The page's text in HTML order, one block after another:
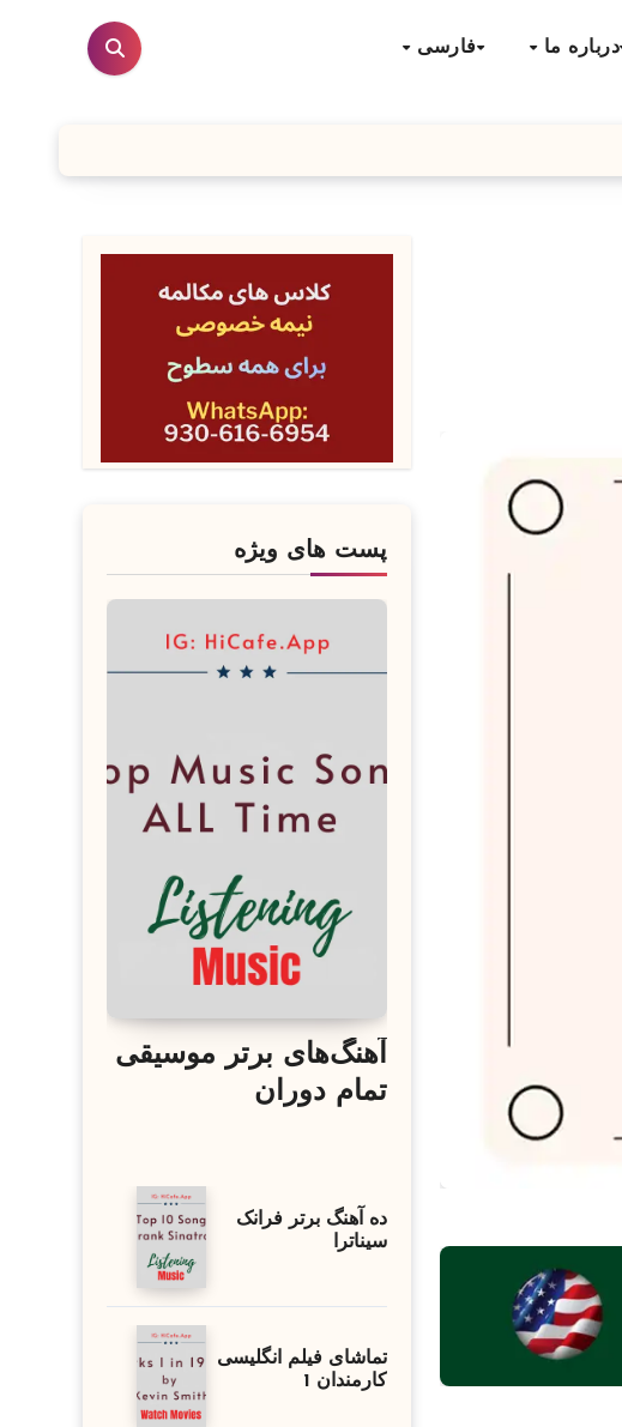
درباره ما فارسی
پست های ویژه
آهنگ‌های برتر موسیقی
تمام دوران
ده آهنگ برتر فرانک
سیناترا
تماشای فیلم انگلیسی
کارمندان 1